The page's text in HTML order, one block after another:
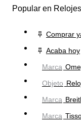
Popular en
Comprar
Acaba hoy
Marca
Objeto
Marca
Marca